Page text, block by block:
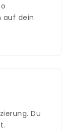
auf dein
Du